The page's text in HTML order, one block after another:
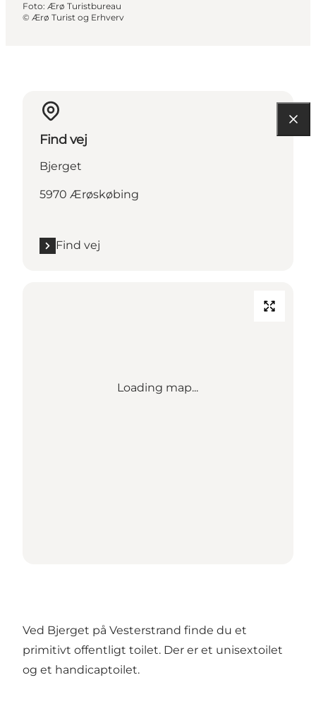
Foto: Ærø Turistbureau
© Ærø Turist og Erhverv
Find vej
Bjerget
5970 Ærøskøbing
Find vej
Loading map...
Ved Bjerget på Vesterstrand finde du et
primitivt offentligt toilet. Der er et unisextoilet
og et handicaptoilet.